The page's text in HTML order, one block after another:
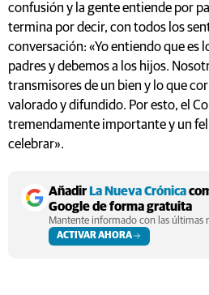
confusión y la gente entiende por
termina por decir, con todos los
conversación: «Yo entiendo que es
padres y debemos a los hijos.
transmisores de un bien y lo que
valorado y difundido. Por esto, el
tremendamente importante y un
celebrar».
Añadir La Nueva Crónica
Google de forma gratuita
Mantente informado con las últimas
ACTIVAR AHORA